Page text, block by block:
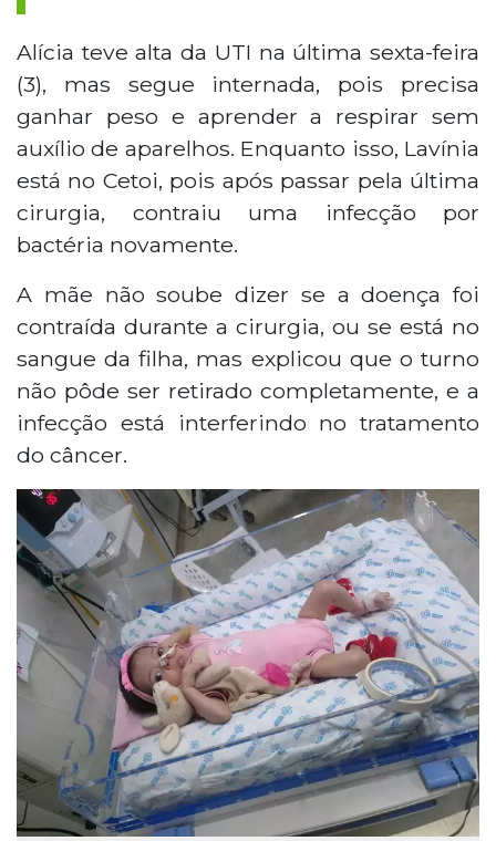
Alícia teve alta da UTI na última sexta-feira
(3), mas segue internada, pois precisa
ganhar peso e aprender a respirar sem
auxílio de aparelhos. Enquanto isso, Lavínia
está no Cetoi, pois após passar pela última
cirurgia, contraiu uma infecção por
bactéria novamente.
A mãe não soube dizer se a doença foi
contraída durante a cirurgia, ou se está no
sangue da filha, mas explicou que o turno
não pôde ser retirado completamente, e a
infecção está interferindo no tratamento
do câncer.